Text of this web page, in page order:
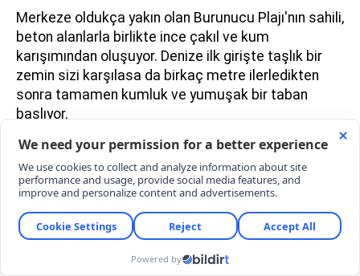
Merkeze oldukça yakın olan Burunucu Plajı'nın sahili,
beton alanlarla birlikte ince çakıl ve kum
karışımından oluşuyor. Denize ilk girişte taşlık bir
zemin sizi karşılasa da birkaç metre ilerledikten
sonra tamamen kumluk ve yumuşak bir taban
başlıyor.
Plajı cazip kılan temel özellikler şunlar:
Tamamen Ücretsiz Hizmet:Foça Belediyesi
güvencesiyle soyunma kabinleri, duş ve tuvalet
gibi imkanlardan bedelsiz faydalanabilirsiniz.
Ferah ve Berrak Su:Ege'nin serin sularını
barındıran plaj, sıcak yaz günlerinde ferahlatıcı